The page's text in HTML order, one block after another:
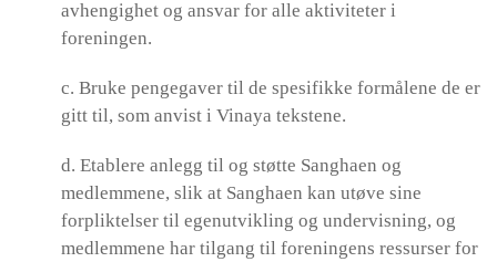
avhengighet og ansvar for alle aktiviteter i
foreningen.
c. Bruke pengegaver til de spesifikke formålene de er
gitt til, som anvist i Vinaya tekstene.
d. Etablere anlegg til og støtte Sanghaen og
medlemmene, slik at Sanghaen kan utøve sine
forpliktelser til egenutvikling og undervisning, og
medlemmene har tilgang til foreningens ressurser for